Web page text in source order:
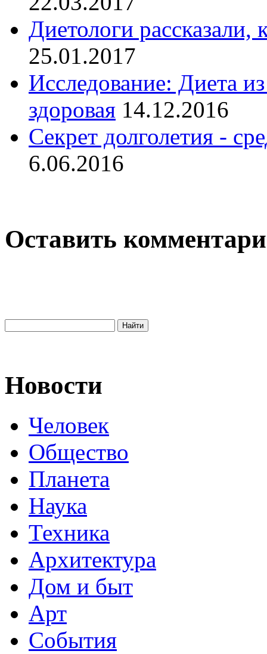
Диетологи рассказали,
25.01.2017
Исследование: Диета
здоровая 14.12.2016
Секрет долголетия -
6.06.2016
Оставить
Новости
Человек
Общество
Планета
Наука
Техника
Архитектура
Дом и быт
Арт
События